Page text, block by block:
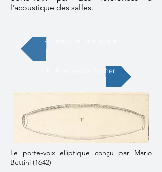
l'acoustique des salles.
4. Débuts de l'acoustique
6. Athanasius Kircher
Le porte-voix elliptique conçu par Mario
Bettini (1642)